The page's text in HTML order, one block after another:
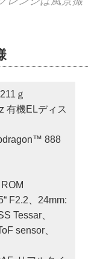
ｇ
有機ELディス
888
F2.2、24mm:
Tessar、
sensor、